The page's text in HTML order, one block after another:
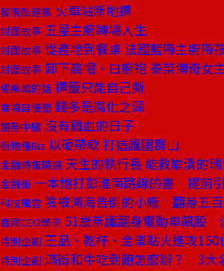
發現酷建築 火車站新地標
封面故事 五星主廚轉場人生
封面故事 從產地到餐桌 法國藍帶主廚帶
封面故事 卸下高帽、白廚袍 泰菜傳奇女
總編輯的話 標籤只能自己撕
商場自慢塾 錢多是腐化之源
趨勢中國 沒有雞血的日子
新物種Biz 以硬帶軟 打造護國群山
金融時報精選 天生的執行長 能救崩潰的瑞
金融街 一本炮打彭淮南路線的書 提前
科技風雲 險被鴻海告倒的小廠 翻身五
商周CEO學院 51歲新纖翻身電動車飆股
特別企劃 王品、乾杯、金車點火進攻
特別企劃 滿街和牛吃到飽怎麼辦？ 3大